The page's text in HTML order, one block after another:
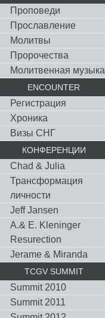
Проповеди
Прославление
Молитвы
Пророчества
Молитвенная музыка
ENCOUNTER
Регистрация
Хроника
Визы СНГ
КОНФЕРЕНЦИИ
Chad & Julia
Трансформация
личности
Jeff Jansen
A.& E. Kleninger
Resurection
Jerame & Miranda
TCGV SUMMIT
Summit 2010
Summit 2011